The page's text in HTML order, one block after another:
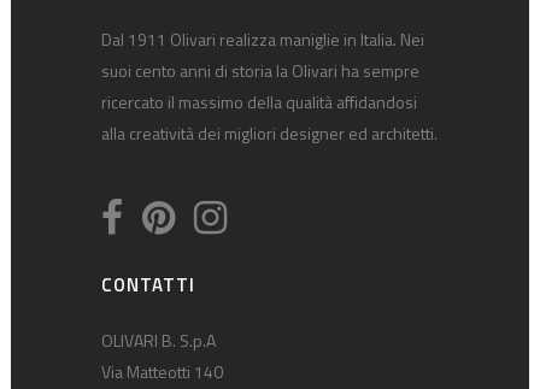
Dal 1911 Olivari realizza maniglie in Italia. Nei
suoi cento anni di storia la Olivari ha sempre
ricercato il massimo della qualità affidandosi
alla creatività dei migliori designer ed architetti.
CONTATTI
OLIVARI B. S.p.A
Via Matteotti 140